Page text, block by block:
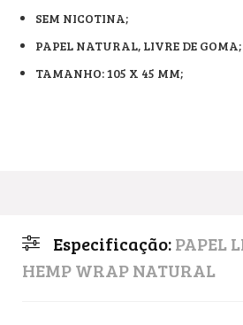
SEM NICOTINA;
PAPEL NATURAL, LIVRE DE GOMA;
TAMANHO: 105 X 45 MM;
Especificação:PAPEL
HEMP WRAP NATURAL